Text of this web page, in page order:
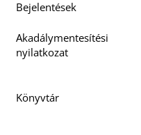
Bejelentések
Akadálymentesítési
nyilatkozat
Könyvtár